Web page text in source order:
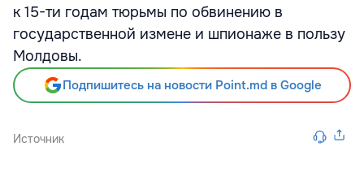
к 15-ти годам тюрьмы по обвинению в
государственной измене и шпионаже в пользу
Молдовы.
Подпишитесь на новости Point.md в Google
Источник